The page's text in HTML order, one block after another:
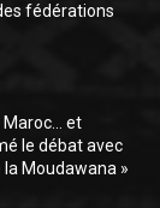
fédérations
Maroc… et
le débat avec
Moudawana »